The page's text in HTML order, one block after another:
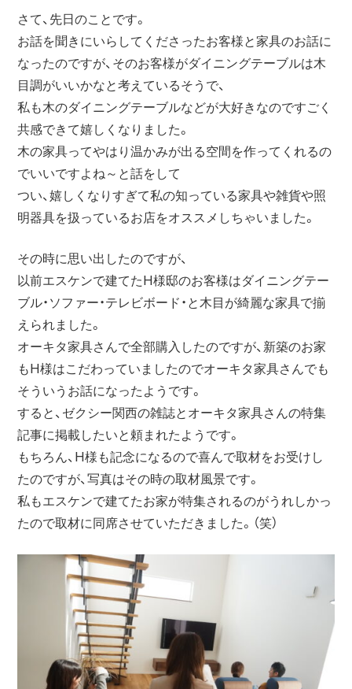
さて、先日のことです。
お話を聞きにいらしてくださったお客様と家具のお話に
なったのですが、そのお客様がダイニングテーブルは木
目調がいいかなと考えているそうで、
私も木のダイニングテーブルなどが大好きなのですごく
共感できて嬉しくなりました。
木の家具ってやはり温かみが出る空間を作ってくれるの
でいいですよね～と話をして
つい、嬉しくなりすぎて私の知っている家具や雑貨や照
明器具を扱っているお店をオススメしちゃいました。
その時に思い出したのですが、
以前エスケンで建てたH様邸のお客様はダイニングテー
ブル・ソファー・テレビボード・と木目が綺麗な家具で揃
えられました。
オーキタ家具さんで全部購入したのですが、新築のお家
もH様はこだわっていましたのでオーキタ家具さんでも
そういうお話になったようです。
すると、ゼクシー関西の雑誌とオーキタ家具さんの特集
記事に掲載したいと頼まれたようです。
もちろん、H様も記念になるので喜んで取材をお受けし
たのですが、写真はその時の取材風景です。
私もエスケンで建てたお家が特集されるのがうれしかっ
たので取材に同席させていただきました。（笑）